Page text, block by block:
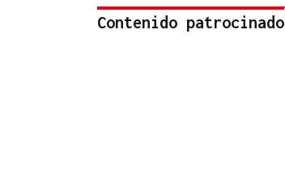
Contenido patrocinado